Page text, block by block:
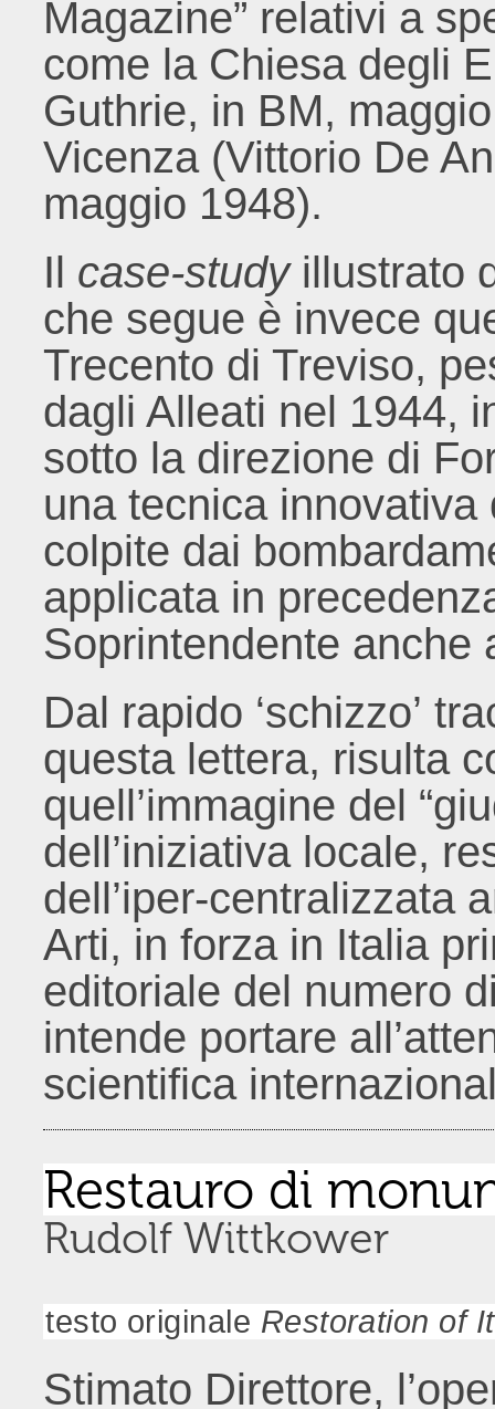
Magazine” relativi a
come la Chiesa degli
Guthrie, in BM,
Vicenza (Vittorio De
maggio 1948).
Il case-study illustrato
che segue è invece
Trecento di Treviso,
dagli Alleati nel 1944,
sotto la direzione di
una tecnica
colpite dai
applicata in
Soprintendente anche
Dal rapido ‘schizzo’
questa lettera, risulta
quell’immagine del
dell’iniziativa locale,
dell’iper-centralizzata
Arti, in forza in Italia
editoriale del numero
intende portare
scientifica
Restauro di
Rudolf Wittkower
testo originale Restoration of
Stimato Direttore,